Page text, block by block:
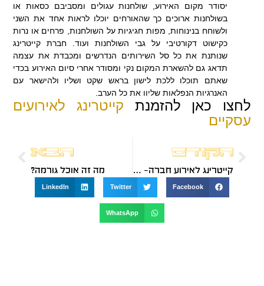
יסודר מקום האירוע, שולחנות עגולים ומסביבם כסאות או
בשולחנות ארוכים כך שהאורחים יוכלו לראות אחד את השני
ולשוחח בנינוחות, מפות חגיגיות על השולחנות, פרחים או נרות
כקישוט דקורטיבי על גבי השולחנות ועוד. חברת קייטרינג
שנותנת את כל סל השירותים הנדרשים ומכבדת את עצמה
תדאג גם להשארת המקום נקי ומסודר אחרי סיום האירוע בכדי
שאתם תוכלו ללכת לישון בראש שקט ושליו ולהישאר עם
האנרגיות הנפלאות שליוו את כל הערב.
לחצו כאן להזמנת קייטרינג לאירועים
עסקיים
הקודם
קייטרינג לאירוע חברה– הנוסחה המנצחת
הבא
מה זה אוכל גורמה?
Facebook
Twitter
LinkedIn
WhatsApp